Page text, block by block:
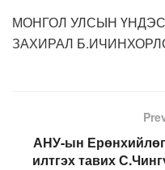
МОНГОЛ УЛСЫН
ЗАХИРАЛ
АНУ-ын
илтгэх тавих